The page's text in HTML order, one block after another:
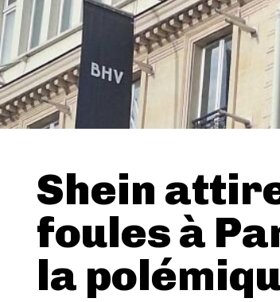
Shein
foules à
la